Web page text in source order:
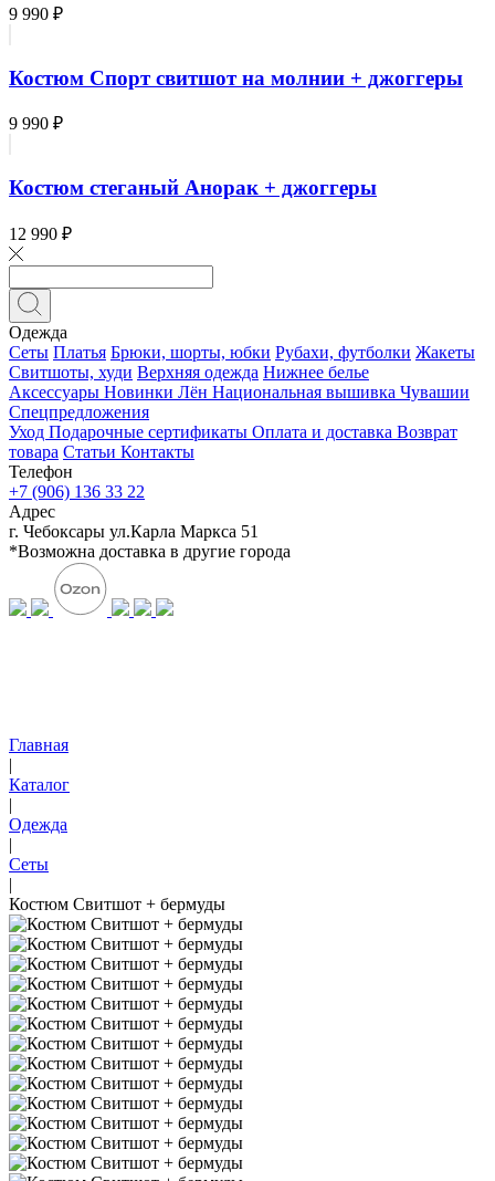
9 990 ₽
Костюм Спорт свитшот на молнии + джоггеры
9 990 ₽
Костюм стеганый Анорак + джоггеры
12 990 ₽
Одежда
Сеты Платья Брюки, шорты, юбки Рубахи, футболки Жакеты
Свитшоты, худи Верхняя одежда Нижнее белье
Аксессуары Новинки Лён Национальная вышивка Чувашии
Спецпредложения
Уход Подарочные сертификаты Оплата и доставка Возврат
товара Статьи Контакты
Телефон
+7 (906) 136 33 22
Адрес
г. Чебоксары ул.Карла Маркса 51
*Возможна доставка в другие города
Главная
|
Каталог
|
Одежда
|
Сеты
|
Костюм Свитшот + бермуды